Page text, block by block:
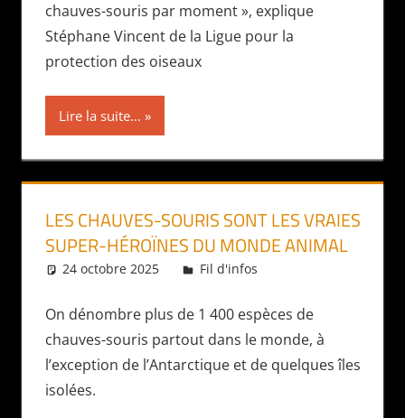
chauves-souris par moment », explique
Stéphane Vincent de la Ligue pour la
protection des oiseaux
Lire la suite...
LES CHAUVES-SOURIS SONT LES VRAIES
SUPER-HÉROÏNES DU MONDE ANIMAL
24 octobre 2025 Daniel
Fil d'infos
On dénombre plus de 1 400 espèces de
chauves-souris partout dans le monde, à
l’exception de l’Antarctique et de quelques îles
isolées.